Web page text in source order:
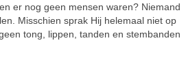
er nog geen mensen waren? Niemand
Misschien sprak Hij helemaal niet op
tong, lippen, tanden en stembanden